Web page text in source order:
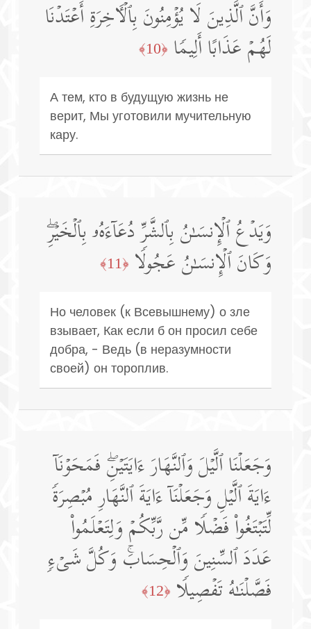
وَأَنَّ ٱلَّذِینَ لَا یُؤۡمِنُونَ بِٱلۡـَٔاخِرَةِ أَعۡتَدۡنَا
لَهُمۡ عَذَابًا أَلِیمࣰا ﴿10﴾
А тем, кто в будущую жизнь не
верит, Мы уготовили мучительную
кару.
وَیَدۡعُ ٱلۡإِنسَـٰنُ بِٱلشَّرِّ دُعَاۤءَهُۥ بِٱلۡخَیۡرِۖ
وَكَانَ ٱلۡإِنسَـٰنُ عَجُولࣰا ﴿11﴾
Но человек (к Всевышнему) о зле
взывает, Как если б он просил себе
добра, - Ведь (в неразумности
своей) он тороплив.
وَجَعَلۡنَا ٱلَّیۡلَ وَٱلنَّهَارَ ءَایَتَیۡنِۖ فَمَحَوۡنَاۤ
ءَایَةَ ٱلَّیۡلِ وَجَعَلۡنَاۤ ءَایَةَ ٱلنَّهَارِ مُبۡصِرَةࣰ
لِّتَبۡتَغُوا۟ فَضۡلࣰا مِّن رَّبِّكُمۡ وَلِتَعۡلَمُوا۟
عَدَدَ ٱلسِّنِینَ وَٱلۡحِسَابَۚ وَكُلَّ شَیۡءࣲ
فَصَّلۡنَـٰهُ تَفۡصِیلࣰا ﴿12﴾